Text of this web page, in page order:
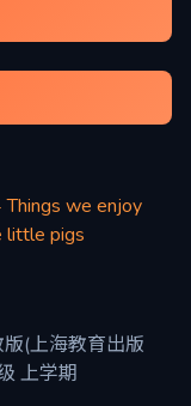
we enjoy
little pigs
(上海教育出版
上学期